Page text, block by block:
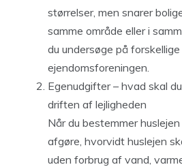
størrelser, men snarer
samme område eller i
du undersøge på
ejendomsforeningen.
Egenudgifter – hvad skal
driften af lejligheden
Når du bestemmer
afgøre, hvorvidt huslejen
uden forbrug af vand,